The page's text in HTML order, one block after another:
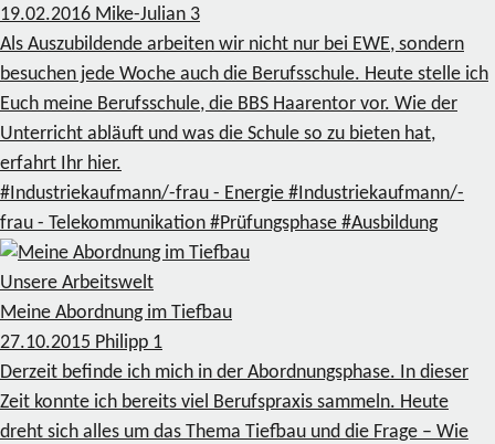
19.02.2016 Mike-Julian 3
Als Auszubildende arbeiten wir nicht nur bei EWE, sondern
besuchen jede Woche auch die Berufsschule. Heute stelle ich
Euch meine Berufsschule, die BBS Haarentor vor. Wie der
Unterricht abläuft und was die Schule so zu bieten hat,
erfahrt Ihr hier.
#Industriekaufmann/-frau - Energie #Industriekaufmann/-
frau - Telekommunikation #Prüfungsphase #Ausbildung
Unsere Arbeitswelt
Meine Abordnung im Tiefbau
27.10.2015 Philipp 1
Derzeit befinde ich mich in der Abordnungsphase. In dieser
Zeit konnte ich bereits viel Berufspraxis sammeln. Heute
dreht sich alles um das Thema Tiefbau und die Frage – Wie